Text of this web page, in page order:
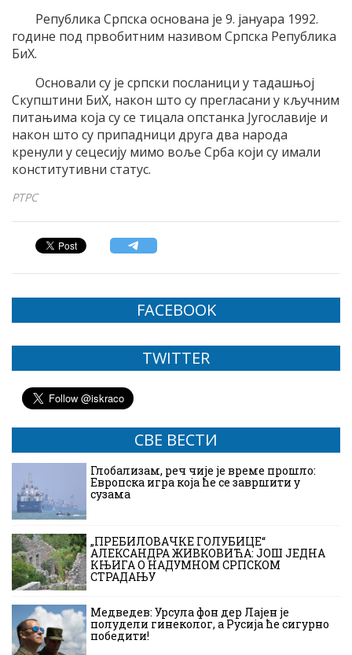
Република Српска основана је 9. јануара 1992.
године под првобитним називом Српска Република
БиХ.
Основали су је српски посланици у тадашњој
Скупштини БиХ, након што су прегласани у кључним
питањима која су се тицала опстанка Југославије и
након што су припадници друга два народа
кренули у сецесију мимо воље Срба који су имали
конститутивни статус.
РТРС
FACEBOOK
TWITTER
СВЕ ВЕСТИ
Глобализам, реч чије је време прошло:
Европска игра која ће се завршити у
сузама
„ПРЕБИЛОВАЧКЕ ГОЛУБИЦЕ“
АЛЕКСАНДРА ЖИВКОВИЋА: ЈОШ ЈЕДНА
КЊИГА О НАДУМНОМ СРПСКОМ
СТРАДАЊУ
Медведев: Урсула фон дер Лајен је
полудели гинеколог, а Русија ће сигурно
победити!